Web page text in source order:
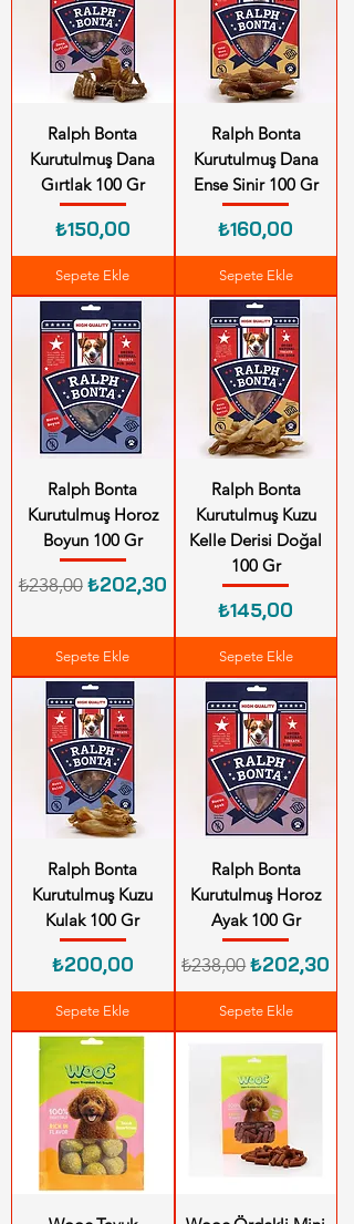
Ralph Bonta
Kurutulmuş Dana
Gırtlak 100 Gr
Fiyat
₺150,00
Sepete Ekle
Ralph Bonta
Kurutulmuş Dana
Ense Sinir 100 Gr
Fiyat
₺160,00
Sepete Ekle
Ralph Bonta
Kurutulmuş Horoz
Boyun 100 Gr
Normal Fiyat
₺238,00 İndirimli Fiyat
₺202,30
Sepete Ekle
Ralph Bonta
Kurutulmuş Kuzu
Kelle Derisi Doğal
100 Gr
Fiyat
₺145,00
Sepete Ekle
Ralph Bonta
Kurutulmuş Kuzu
Kulak 100 Gr
Fiyat
₺200,00
Sepete Ekle
Ralph Bonta
Kurutulmuş Horoz
Ayak 100 Gr
Normal Fiyat
₺238,00İndirimli
₺202,30
Sepete Ekle